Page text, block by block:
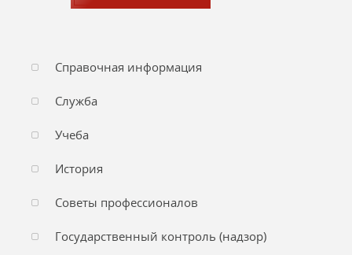
Справочная информация
Служба
Учеба
История
Советы профессионалов
Государственный контроль (надзор)